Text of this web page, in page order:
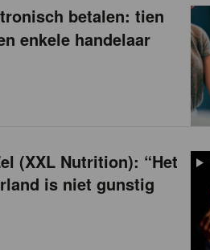
betalen: tien
enkele handelaar
(XXL Nutrition): “Het
is niet gunstig